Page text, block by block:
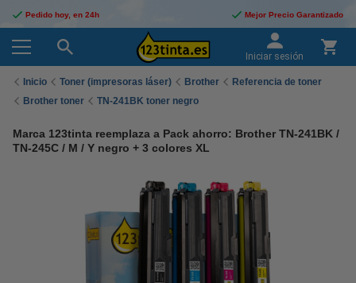
Pedido hoy, en 24h Mejor Precio Garantizado
Iniciar sesión
Inicio Toner (impresoras láser) Brother
Referencia de toner
Brother toner
TN-241BK toner negro
Marca 123tinta reemplaza a Pack ahorro: Brother TN-241BK /
TN-245C / M / Y negro + 3 colores XL